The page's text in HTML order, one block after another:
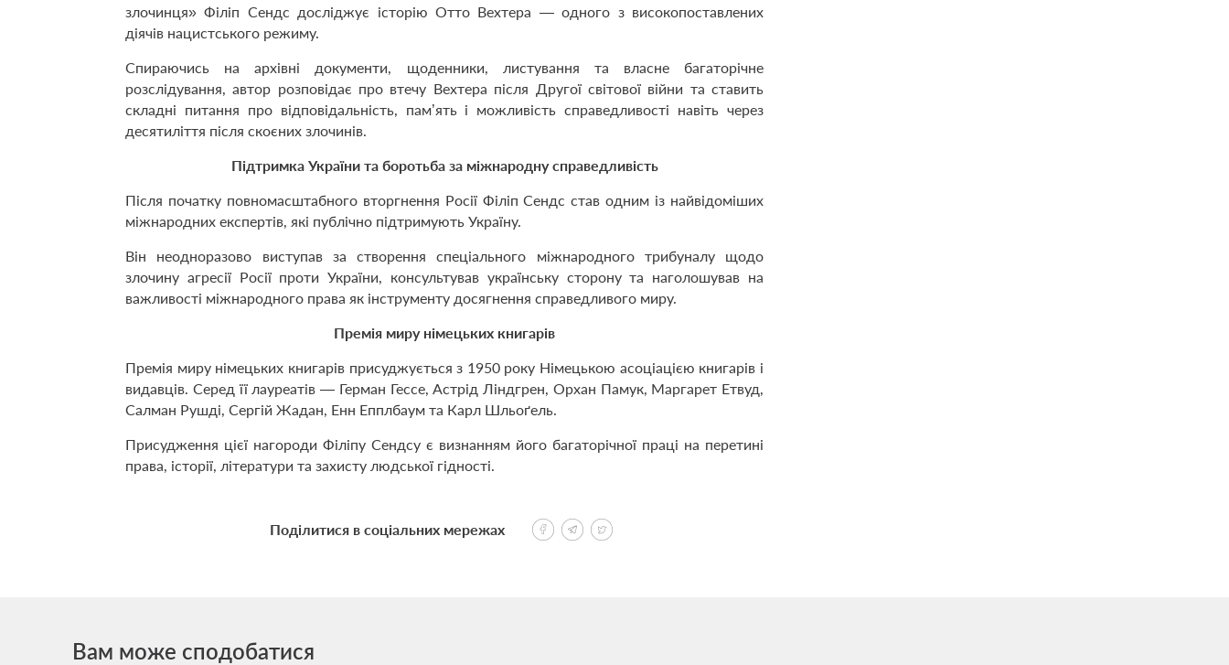
злочинця» Філіп Сендс досліджує історію Отто Вехтера — одного з високопоставлених
діячів нацистського режиму.
Спираючись на архівні документи, щоденники, листування та власне багаторічне
розслідування, автор розповідає про втечу Вехтера після Другої світової війни та ставить
складні питання про відповідальність, пам’ять і можливість справедливості навіть через
десятиліття після скоєних злочинів.
Підтримка України та боротьба за міжнародну справедливість
Після початку повномасштабного вторгнення Росії Філіп Сендс став одним із найвідоміших
міжнародних експертів, які публічно підтримують Україну.
Він неодноразово виступав за створення спеціального міжнародного трибуналу щодо
злочину агресії Росії проти України, консультував українську сторону та наголошував на
важливості міжнародного права як інструменту досягнення справедливого миру.
Премія миру німецьких книгарів
Премія миру німецьких книгарів присуджується з 1950 року Німецькою асоціацією книгарів і
видавців. Серед її лауреатів — Герман Гессе, Астрід Ліндгрен, Орхан Памук, Маргарет Етвуд,
Салман Рушді, Сергій Жадан, Енн Епплбаум та Карл Шльоґель.
Присудження цієї нагороди Філіпу Сендсу є визнанням його багаторічної праці на перетині
права, історії, літератури та захисту людської гідності.
Поділитися в соціальних мережах
Вам може сподобатися